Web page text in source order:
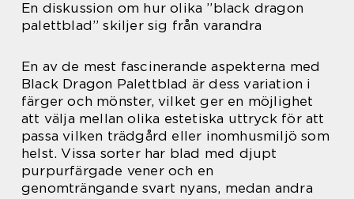
En diskussion om hur olika ”black dragon
palettblad” skiljer sig från varandra
En av de mest fascinerande aspekterna med
Black Dragon Palettblad är dess variation i
färger och mönster, vilket ger en möjlighet
att välja mellan olika estetiska uttryck för att
passa vilken trädgård eller inomhusmiljö som
helst. Vissa sorter har blad med djupt
purpurfärgade vener och en
genomträngande svart nyans, medan andra